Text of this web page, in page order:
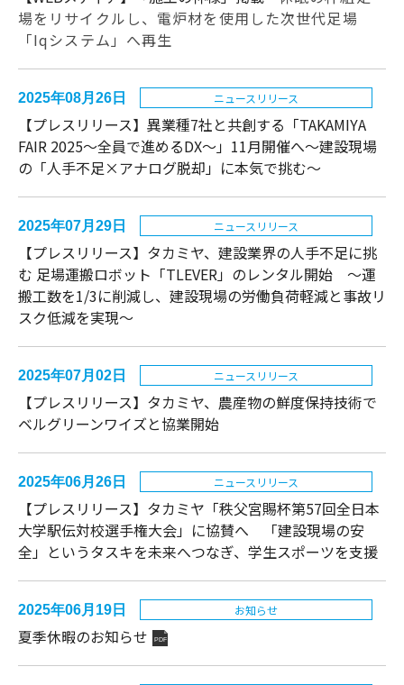
場をリサイクルし、電炉材を使用した次世代足場
「Iqシステム」へ再生
2025年08月26日 ニュースリリース
【プレスリリース】異業種7社と共創する「TAKAMIYA
FAIR 2025～全員で進めるDX～」11月開催へ～建設現場
の「人手不足×アナログ脱却」に本気で挑む～
2025年07月29日 ニュースリリース
【プレスリリース】タカミヤ、建設業界の人手不足に挑
む 足場運搬ロボット「TLEVER」のレンタル開始 〜運
搬工数を1/3に削減し、建設現場の労働負荷軽減と事故リ
スク低減を実現〜
2025年07月02日 ニュースリリース
【プレスリリース】タカミヤ、農産物の鮮度保持技術で
ベルグリーンワイズと協業開始
2025年06月26日 ニュースリリース
【プレスリリース】タカミヤ「秩父宮賜杯第57回全日本
大学駅伝対校選手権大会」に協賛へ 「建設現場の安
全」というタスキを未来へつなぎ、学生スポーツを支援
2025年06月19日 お知らせ
夏季休暇のお知らせ PDF